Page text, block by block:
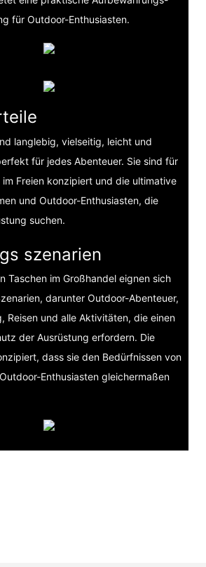
für Outdoor-Enthusiasten.
langlebig, vielseitig, leicht und
für jedes Abenteuer. Sie sind für
Freien konzipiert und die ultimative
und Outdoor-Enthusiasten, die
suchen.
szenarien
Taschen im Großhandel eignen sich
darunter Outdoor-Abenteuer,
Reisen und alle Aktivitäten, die einen
der Ausrüstung erfordern. Die
dass sie den Bedürfnissen von
Enthusiasten gleichermaßen